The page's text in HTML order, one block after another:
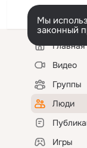
Мы
законный
Левая
колонкаГлавная
Видео
Группы
Люди
Игры